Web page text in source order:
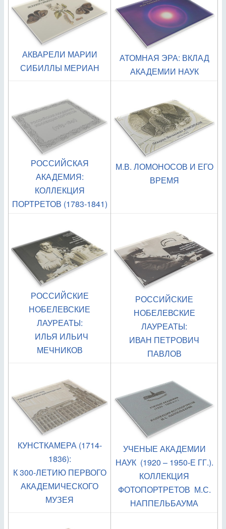
АКВАРЕЛИ МАРИИ
СИБИЛЛЫ МЕРИАН
АТОМНАЯ ЭРА: ВКЛАД
АКАДЕМИИ НАУК
РОССИЙСКАЯ
АКАДЕМИЯ:
КОЛЛЕКЦИЯ
ПОРТРЕТОВ (1783-1841)
М.В. ЛОМОНОСОВ И ЕГО
ВРЕМЯ
РОССИЙСКИЕ
НОБЕЛЕВСКИЕ
ЛАУРЕАТЫ:
ИЛЬЯ ИЛЬИЧ
МЕЧНИКОВ
РОССИЙСКИЕ
НОБЕЛЕВСКИЕ
ЛАУРЕАТЫ:
ИВАН ПЕТРОВИЧ
ПАВЛОВ
КУНСТКАМЕРА (1714-
1836):
К 300-ЛЕТИЮ ПЕРВОГО
АКАДЕМИЧЕСКОГО
МУЗЕЯ
УЧЕНЫЕ АКАДЕМИИ
НАУК (1920 – 1950-Е ГГ.).
КОЛЛЕКЦИЯ
ФОТОПОРТРЕТОВ М.С.
НАППЕЛЬБАУМА